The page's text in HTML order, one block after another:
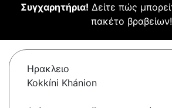
Συγχαρητήρια! Δείτε πώς
πακέτο βραβείων!
Ηρακλειο
Kokkíni Khánion